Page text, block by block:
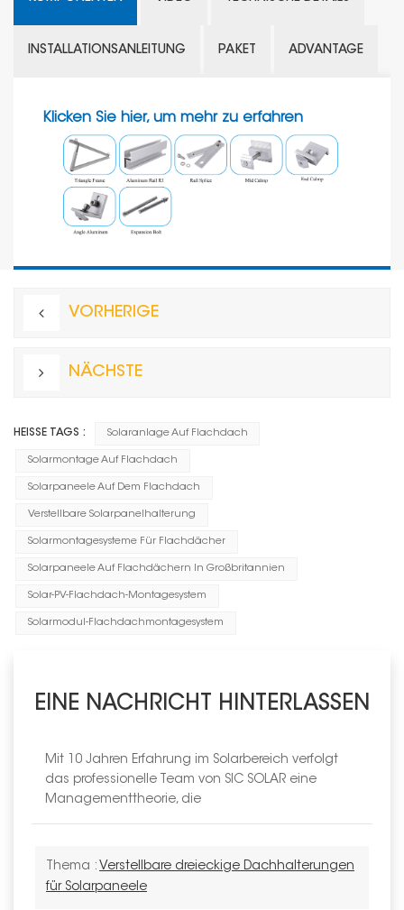
INSTALLATIONSANLEITUNG PAKET ADVANTAGE
Klicken Sie hier, um mehr zu erfahren
VORHERIGE
NÄCHSTE
HEISSE TAGS : Solaranlage Auf Flachdach
Solarmontage Auf Flachdach
Solarpaneele Auf Dem Flachdach
Verstellbare Solarpanelhalterung
Solarmontagesysteme Für Flachdächer
Solarpaneele Auf Flachdächern In Großbritannien
Solar-PV-Flachdach-Montagesystem
Solarmodul-Flachdachmontagesystem
EINE NACHRICHT HINTERLASSEN
Mit 10 Jahren Erfahrung im Solarbereich verfolgt
das professionelle Team von SIC SOLAR eine
Managementtheorie, die
Thema : Verstellbare dreieckige Dachhalterungen
für Solarpaneele